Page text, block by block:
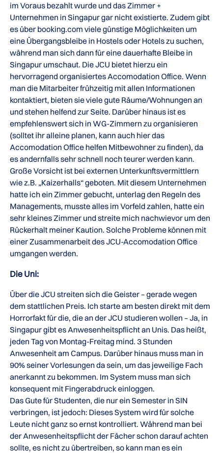
im Voraus bezahlt wurde und das Zimmer +
Unternehmen in Singapur gar nicht existierte. Zudem gibt
es über booking.com viele günstige Möglichkeiten um
eine Übergangsbleibe in Hostels oder Hotels zu suchen,
während man sich dann für eine dauerhafte Bleibe in
Singapur umschaut. Die JCU bietet hierzu ein
hervorragend organisiertes Accomodation Office. Wenn
man die Mitarbeiter frühzeitig mit allen Informationen
kontaktiert, bieten sie viele gute Räume/Wohnungen an
und stehen helfend zur Seite. Darüber hinaus ist es
empfehlenswert sich in WG-Zimmern zu organisieren
(solltet ihr alleine planen, kann auch hier das
Accomodation Office helfen Mitbewohner zu finden), da
es andernfalls sehr schnell noch teurer werden kann.
Große Vorsicht ist bei externen Unterkunftsvermittlern
wie z.B. „Kaizerhalls“ geboten. Mit diesem Unternehmen
hatte ich ein Zimmer gebucht, unterlag den Regeln des
Managements, musste alles im Vorfeld zahlen, hatte ein
sehr kleines Zimmer und streite mich nachwievor um den
Rückerhalt meiner Kaution. Solche Probleme können mit
einer Zusammenarbeit des JCU-Accomodation Office
umgangen werden.
Die Uni:
Über die JCU streiten sich die Geister – gerade wegen
dem stattlichen Preis. Ich starte am besten direkt mit dem
Horrorfakt für die, die an der JCU studieren wollen – Ja, in
Singapur gibt es Anwesenheitspflicht an Unis. Das heißt,
jeden Tag von Montag-Freitag mind. 3 Stunden
Anwesenheit am Campus. Darüber hinaus muss man in
90% seiner Vorlesungen da sein, um das jeweilige Fach
anerkannt zu bekommen. Im System muss man sich
konsequent mit Fingerabdruck einloggen.
Das Gute für Studenten, die nur ein Semester in SIN
verbringen, ist jedoch: Dieses System wird für solche
Leute nicht ganz so ernst kontrolliert. Während man bei
der Anwesenheitspflicht der Fächer schon darauf achten
sollte, es nicht zu übertreiben, so kann man es ein